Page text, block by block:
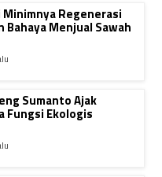
Regenerasi
Menjual Sawah
Sumanto Ajak
Fungsi Ekologis